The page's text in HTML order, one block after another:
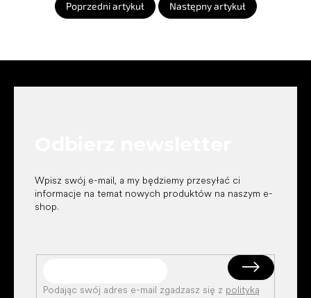
Poprzedni artykuł Następny artykuł
Wpisz swój e-mail, a my będziemy przesyłać ci
informacje na temat nowych produktów na naszym e-
shop.
Podając swój adres e-mail zgadzasz się z polityką